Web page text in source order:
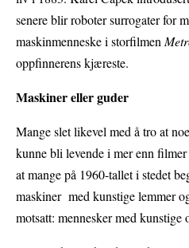
senere blir roboter surrogater for
maskinmenneske i storfilmen
oppfinnerens kjæreste.
Maskiner eller guder
Mange slet likevel med å tro at
kunne bli levende i mer enn
at mange på 1960-tallet i stedet
maskiner med kunstige lemmer
motsatt: mennesker med kunstige